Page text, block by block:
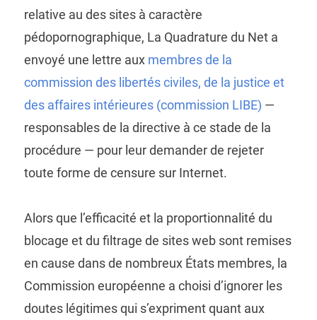
relative au des sites à caractère
pédopornographique, La Quadrature du Net a
envoyé une lettre aux membres de la
commission des libertés civiles, de la justice et
des affaires intérieures (commission LIBE) —
responsables de la directive à ce stade de la
procédure — pour leur demander de rejeter
toute forme de censure sur Internet.
Alors que l’efficacité et la proportionnalité du
blocage et du filtrage de sites web sont remises
en cause dans de nombreux États membres, la
Commission européenne a choisi d’ignorer les
doutes légitimes qui s’expriment quant aux